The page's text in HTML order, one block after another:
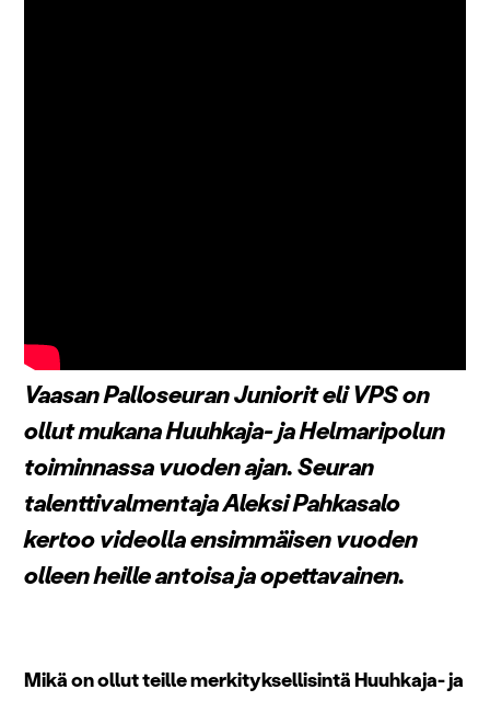
Vaasan Palloseuran Juniorit eli VPS on
ollut mukana Huuhkaja- ja Helmaripolun
toiminnassa vuoden ajan. Seuran
talenttivalmentaja Aleksi Pahkasalo
kertoo videolla ensimmäisen vuoden
olleen heille antoisa ja opettavainen.
Mikä on ollut teille merkityksellisintä Huuhkaja- ja